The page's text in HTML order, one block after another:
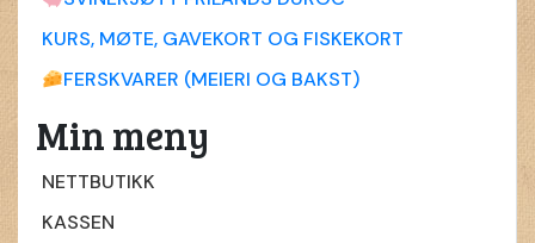
KURS, MØTE, GAVEKORT OG FISKEKORT
FERSKVARER (MEIERI OG BAKST)
Min meny
NETTBUTIKK
KASSEN